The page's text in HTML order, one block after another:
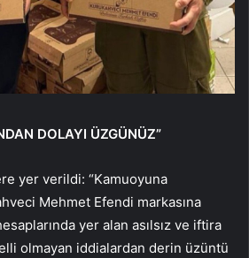
DOLAYI ÜZGÜNÜZ”
yer verildi: “Kamuoyuna
Mehmet Efendi markasına
yer alan asılsız ve iftira
olmayan iddialardan derin üzüntü